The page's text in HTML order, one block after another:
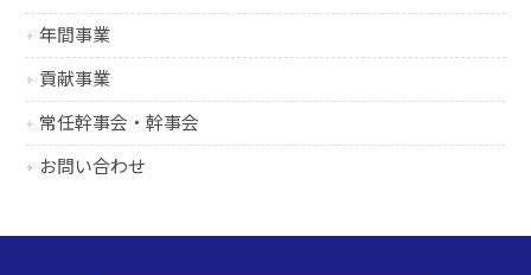
年間事業
貢献事業
常任幹事会・幹事会
お問い合わせ